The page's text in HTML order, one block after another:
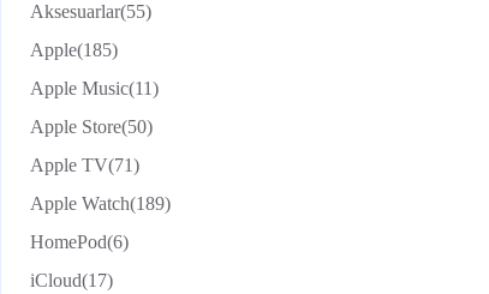
Aksesuarlar(55)
Apple(185)
Apple Music(11)
Apple Store(50)
Apple TV(71)
Apple Watch(189)
HomePod(6)
iCloud(17)